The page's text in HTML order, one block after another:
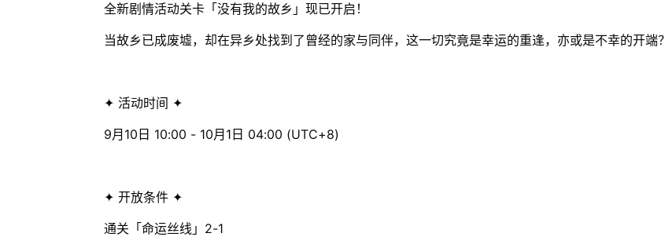
全新剧情活动关卡「没有我的故乡」现已开启！
当故乡已成废墟，却在异乡处找到了曾经的家与同伴，这一切究竟是幸运的重逢，亦或是不幸的开端？
✦ 活动时间 ✦
9月10日 10:00 - 10月1日 04:00 (UTC+8)
✦ 开放条件 ✦
通关「命运丝线」2-1